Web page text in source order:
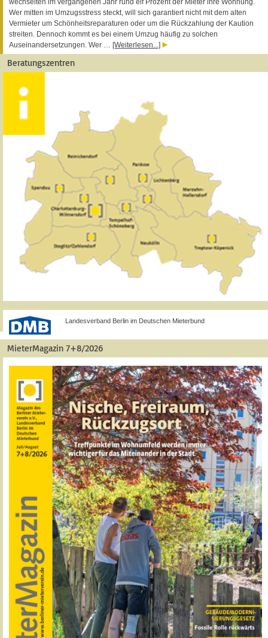
Wer mitten im Umzugsstress steckt, will sich garantiert nicht mit dem alten
Vermieter um Schönheitsreparaturen oder um die Rückzahlung der Kaution
streiten. Dennoch kommt es bei einem Umzug häufig zu solchen
Auseinandersetzungen. Wer … [Weiterlesen...]
Beratungszentren
Landesverband Berlin im Deutschen Mieterbund
MieterMagazin 7+8/2026